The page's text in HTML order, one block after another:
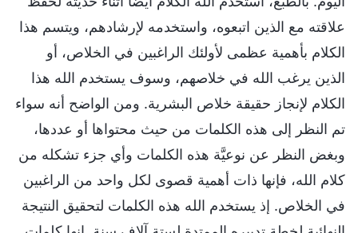
علاقته مع الذين اتبعوه، واستخدمه لإرشادهم، ويتسم هذا
الكلام بأهمية عظمى لأولئك الراغبين في الخلاص، أو
الذين يرغب الله في خلاصهم، وسوف يستخدم الله هذا
الكلام لإنجاز حقيقة خلاص البشرية. ومن الواضح أنه سواء
تم النظر إلى هذه الكلمات من حيث محتواها أو عددها،
وبغض النظر عن نوعيَّة هذه الكلمات وأي جزء تشكله من
كلام الله، فإنها ذات أهمية قصوى لكل واحد من الراغبين
في الخلاص. إذ يستخدم الله هذه الكلمات لتحقيق النتيجة